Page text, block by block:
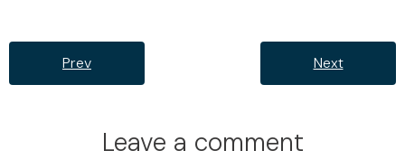
Prev Next
Leave a comment